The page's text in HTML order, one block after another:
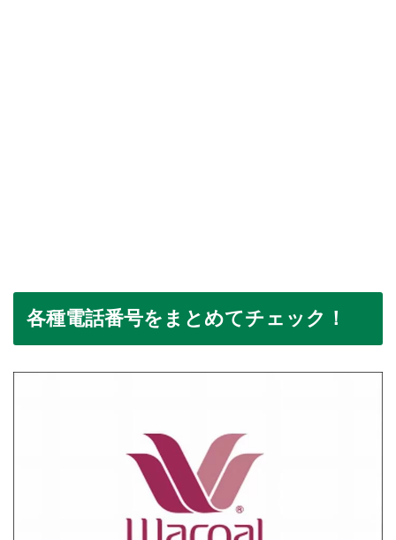
各種電話番号をまとめてチェック！